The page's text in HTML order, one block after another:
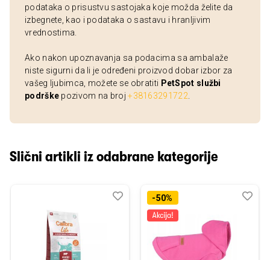
podataka o prisustvu sastojaka koje možda želite da
izbegnete, kao i podataka o sastavu i hranljivim
vrednostima.
Ako nakon upoznavanja sa podacima sa ambalaže
niste sigurni da li je određeni proizvod dobar izbor za
vašeg ljubimca, možete se obratiti PetSpot službi
podrške pozivom na broj+38163291722
Slični artikli iz odabrane kategorije
Dodaj
Uporedi-50%